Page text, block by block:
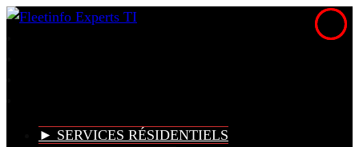
► SERVICES RÉSIDENTIELS